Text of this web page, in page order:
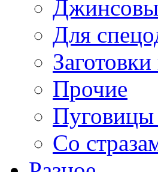
Для
Прочие
Со